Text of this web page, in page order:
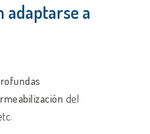
adaptarse a
del